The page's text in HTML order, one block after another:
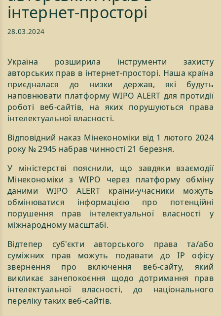
інтернет-просторі
28.03.2024
Україна розширила інструменти захисту
авторських прав в інтернет-просторі. Наша країна
приєдналася до низки держав, які будуть
наповнювати платформу WIPO ALERT для протидії
роботі веб-сайтів, на яких порушуються права
інтелектуальної власності.
Відповідний наказ Мінекономіки від 1 лютого 2024
року № 2945 набрав чинності 21 березня.
У міністерстві пояснили, що завдяки взаємодії
Мінекономіки з WIPO через платформу обміну
даними WIPO ALERT країни-учасники можуть
обмінюватися інформацією про потенційні
порушення прав інтелектуальної власності у
міжнародному масштабі.
Відтепер суб'єкти авторського права та/або
суміжних прав можуть подавати до ІР офісу
звернення про включення веб-сайту, який
викликає занепокоєння щодо дотримання прав
інтелектуальної власності, до національного
переліку таких веб-сайтів.